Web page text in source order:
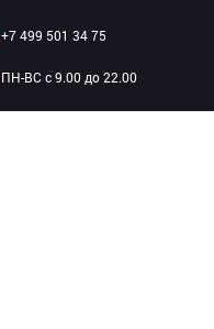
+7 499 501 34 75
ПН-ВC c 9.00 до 22.00